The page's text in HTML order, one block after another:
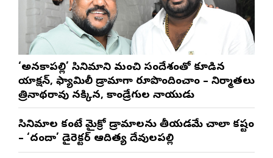
‘అనకాపల్లి’ సినిమాని మంచి సందేశంతో కూడిన
యాక్షన్, ఫ్యామిలీ డ్రామాగా రూపొందించాం – నిర్మాతలు
త్రినాథరావు నక్కిన, కాండ్రేగుల నాయుడు
సినిమాల కంటే మైక్రో డ్రామాలను తీయడమే చాలా కష్టం
– ‘దందా’ డైరెక్ట‌ర్ ఆదిత్య దేవులపల్లి